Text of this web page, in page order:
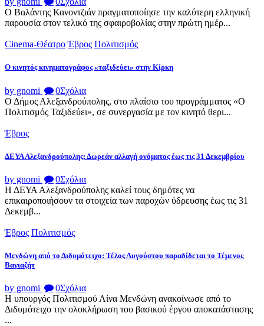
Ο Βαλάντης Κανοντζιάν πραγματοποίησε την καλύτερη ελληνική
παρουσία στον τελικό της σφαιροβολίας στην πρώτη ημέρ...
Cinema-Θέατρο Έβρος Πολιτισμός
Ο κινητός κινηματογράφος «ταξιδεύει» στην Κίρκη
by gnomi 0Σχόλια
Ο Δήμος Αλεξανδρούπολης, στο πλαίσιο του προγράμματος «Ο
Πολιτισμός Ταξιδεύει», σε συνεργασία με τον κινητό θερι...
Έβρος
ΔΕΥΑ Αλεξανδρούπολης: Δωρεάν αλλαγή ονόματος έως τις 31 Δεκεμβρίου
by gnomi 0Σχόλια
Η ΔΕΥΑ Αλεξανδρούπολης καλεί τους δημότες να
επικαιροποιήσουν τα στοιχεία των παροχών ύδρευσης έως τις 31
Δεκεμβ...
Έβρος Πολιτισμός
Μενδώνη από το Διδυμότειχο: Τέλος Αυγούστου παραδίδεται το Τέμενος
Βαγιαζήτ
by gnomi 0Σχόλια
Η υπουργός Πολιτισμού Λίνα Μενδώνη ανακοίνωσε από το
Διδυμότειχο την ολοκλήρωση του βασικού έργου αποκατάστασης
...